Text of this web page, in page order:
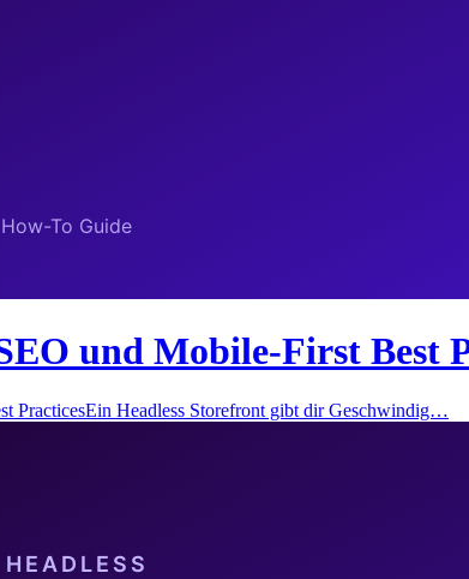
und Mobile-First Best
PracticesEin Headless Storefront gibt dir Geschwindig…